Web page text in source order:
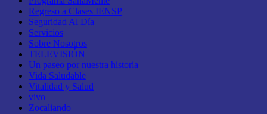
Regreso a Clases IENSP
Seguridad Al Día
Servicios
Sobre Nosotros
TELEVISIÓN
Un paseo por nuestra historia
Vida Saludable
Vitalidad y Salud
vivo
Zocaliando